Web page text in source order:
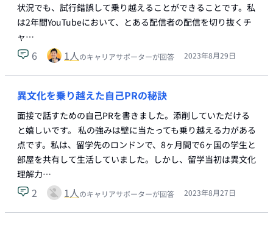
状況でも、試行錯誤して乗り越えることができることです。私
は2年間YouTubeにおいて、とある配信者の配信を切り抜くチ
ャ…
6 1人のキャリアサポーターが回答 2023年8月29日
異文化を乗り越えた自己PRの秘訣
面接で話すための自己PRを書きました。添削していただける
と嬉しいです。 私の強みは壁に当たっても乗り越える力がある
点です。私は、留学先のロンドンで、8ヶ月間で6ヶ国の学生と
部屋を共有して生活していました。しかし、留学当初は異文化
理解力…
2 1人のキャリアサポーターが回答 2023年8月27日